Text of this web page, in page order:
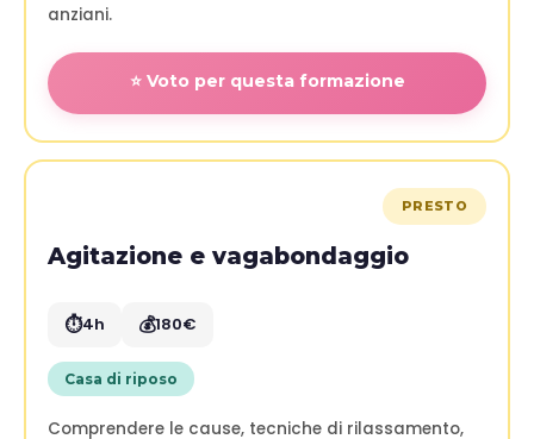
anziani.
⭐ Voto per questa formazione
PRESTO
Agitazione e vagabondaggio
⏱️4h 💰180€
Casa di riposo
Comprendere le cause, tecniche di rilassamento,